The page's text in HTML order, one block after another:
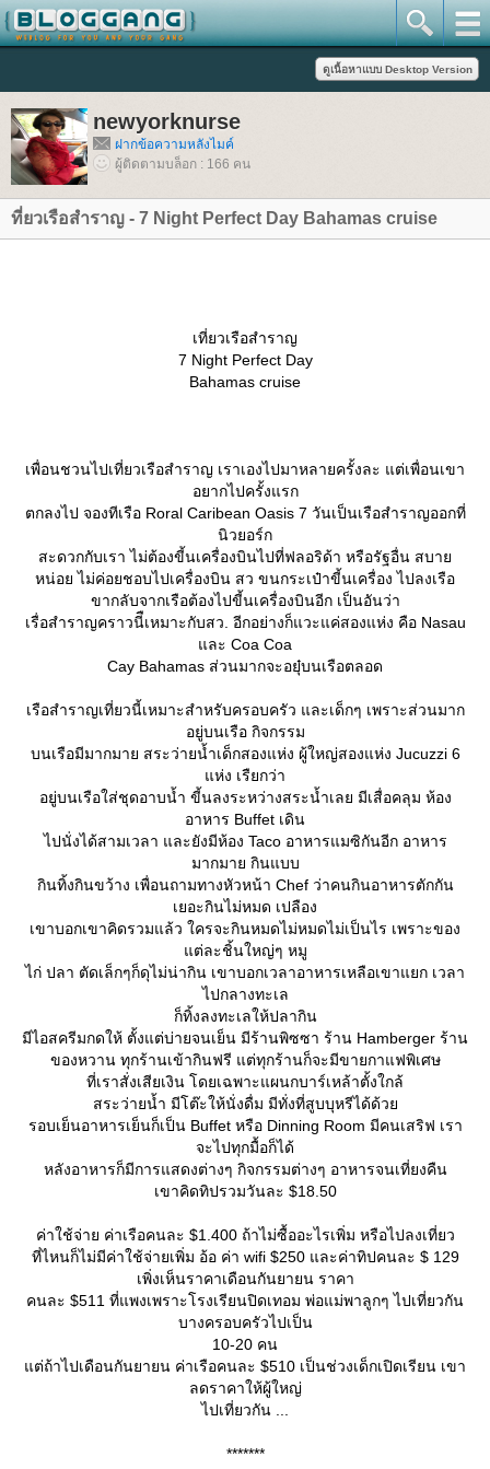
newyorknurse
ฝากข้อความหลังไมค์
ผู้ติดตามบล็อก : 166 คน
ที่ยวเรือสำราญ - 7 Night Perfect Day Bahamas cruise
เที่ยวเรือสำราญ
7 Night Perfect Day
Bahamas cruise
เพื่อนชวนไปเที่ยวเรือสำราญ เราเองไปมาหลายครั้งละ แต่เพื่อนเขา
อยากไปครั้งแรก
ตกลงไป จองทีเรือ Roral Caribean Oasis 7 วันเป็นเรือสำราญออกที่
นิวยอร์ก
สะดวกกับเรา ไม่ต้องขี้นเครื่องบินไปที่ฟลอริด้า หรือรัฐอื่น สบา
หน่อย ไม่ค่อยชอบไปเครื่องบิน สว ขนกระเป๋าขี้นเครื่อง ไปลงเรือ
ขากลับจากเรือต้องไปขี้นเครื่องบินอีก เป็นอันว่า
เรื่อสำราญคราวนีืเหมาะกับสว. อีกอย่างก็แวะแค่สองแห่ง คือ Nasau
ละ Coa Coa
Cay Bahamas ส่วนมากจะอยุ๋บนเรือตลอด
เรือสำราญเที่ยวนี้เหมาะสำหรับครอบครัว และเด็กๆ เพราะส่วนมาก
อยู่บนเรือ กิจกรรม
บนเรือมีมากมาย สระว่ายน้ำเด็กสองแห่ง ผู้ใหญ่สองแห่ง Jucuzzi 6
ห่ง เรืยกว่า
อยู่บนเรือใส่ชุดอาบน้ำ ขี้นลงระหว่างสระน้ำเลย มีเสื่อคลุม ห้อง
อาหาร Buffet เดิน
ไปนั่งได้สามเวลา และยังมีห้อง Taco อาหารแมซิกันอีก อาหาร
มากมาย กินแบบ
กินทิ้งกินขว้าง เพื่อนถามทางหัวหน้า Chef ว่าคนกินอาหารตักกัน
เยอะกินไม่หมด เปลือง
เขาบอกเขาคิดรวมแล้ว ใครจะกินหมดไม่หมดไม่เป็นไร เพราะของ
ต่ละชิ้นใหญ่ๆ หมู
ไก่ ปลา ตัดเล็กๆก็ดุไม่น่ากิน เขาบอกเวลาอาหารเหลือเขาแยก เวลา
ไปกลางทะเล
ก็ทิ้งลงทะเลให้ปลากิน
มีไอสครีมกดให้ ตั้งแต่บ่ายจนเย็น มีร้านพิซซา ร้าน Hamberger ร้าน
ของหวาน ทุกร้านเข้ากินฟรี แต่ทุกร้านก็จะมีขายกาแฟพิเศษ
ที่เราสั่งเสียเงิน โดยเฉพาะแผนกบาร์เหล้าตั้งใกล้
สระว่ายน้ำ มีโต๊ะให้นั่งดื่ม มีทั่งที่สูบบุหรีได้ด้ว
รอบเย็นอาหารเย็นก็เป็น Buffet หรือ Dinning Room มีคนเสริฟ เรา
จะไปทุกมื้อก็ได้
หลังอาหารก็มีการแสดงต่างๆ กิจกรรมต่างๆ อาหารจนเที่ยงคืน
เขาคิดทิปรวมวันละ $18.50
ค่าใช้จ่าย ค่าเรือคนละ $1.400 ถ้าไม่ซื้ออะไรเพิ่ม หรือไปลงเที่ยว
ที่ไหนก็ไม่มีค่าใช้จ่ายเพิ่ม อ้อ ค่า wifi $250 และค่าทิปคนละ $ 129
เพิ่งเห็นราคาเดือนกันยายน ราคา
คนละ $511 ที่แพงเพราะโรงเรียนปิดเทอม พ่อแม่พาลูกๆ ไปเที่ยวกัน
บางครอบครัวไปเป็น
10-20 คน
ต่ถ้าไปเดือนกันยายน ค่าเรือคนละ $510 เป็นช่วงเด็กเปิดเรียน เขา
ลดราคาให้ผู้ใหญ่
ไปเที่ยวกัน ...
*******